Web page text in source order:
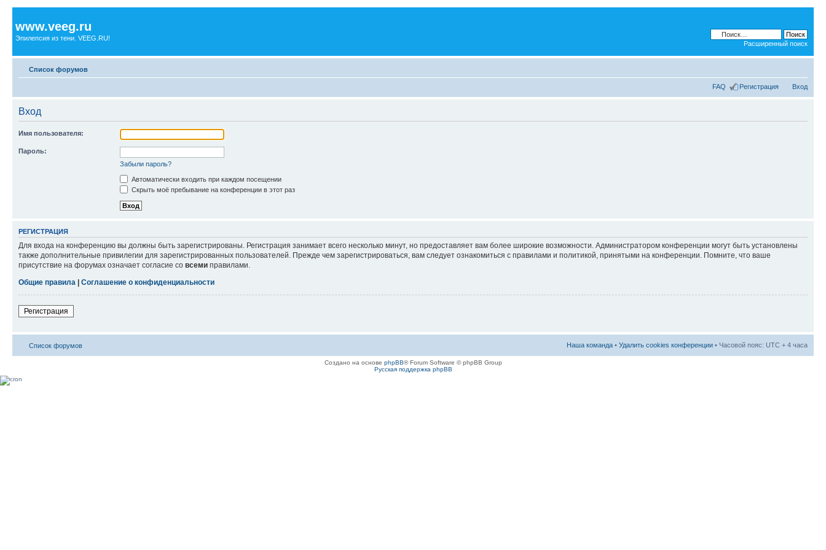
www.veeg.ru
Эпилепсия из тени. VEEG.RU!
Расширенный поиск
Список форумов
FAQ Регистрация Вход
Вход
Имя пользователя:
Пароль:
Забыли пароль?
Автоматически входить при каждом посещении
Скрыть моё пребывание на конференции в этот раз
РЕГИСТРАЦИЯ
Для входа на конференцию вы должны быть зарегистрированы. Регистрация занимает всего несколько минут, но предоставляет вам более широкие возможности. Администратором конференции могут быть установлены
также дополнительные привилегии для зарегистрированных пользователей. Прежде чем зарегистрироваться, вам следует ознакомиться с правилами и политикой, принятыми на конференции. Помните, что ваше
присутствие на форумах означает согласие со всеми правилами.
Общие правила
Соглашение о конфиденциальности
Регистрация
Список форумов Наша команда • Удалить cookies конференции • Часовой пояс: UTC + 4 часа
Создано на основе phpBB® Forum Software © phpBB Group
Русская поддержка phpBB